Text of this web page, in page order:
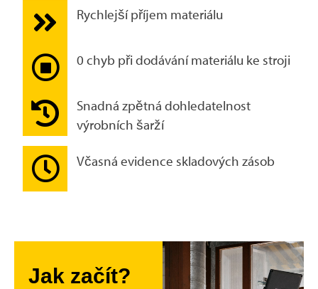
Rychlejší příjem materiálu
0 chyb při dodávání materiálu ke stroji
Snadná zpětná dohledatelnost
výrobních šarží
Včasná evidence skladových zásob
Jak začít?